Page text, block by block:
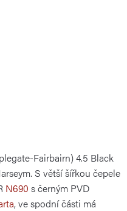
Fairbairn) 4.5 Black
S větší šířkou čepele
N690 s černým PVD
, ve spodní části má